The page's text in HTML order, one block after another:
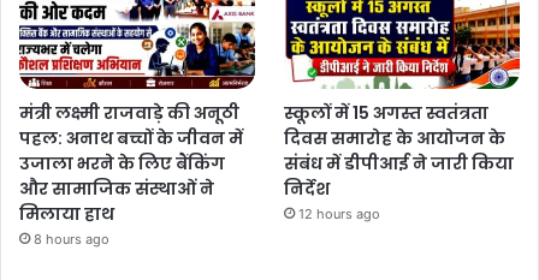
मंत्री लक्ष्मी राजवाड़े की अनूठी
पहल: अनाथ बच्चों के जीवन में
उजाला भरने के लिए बैंकिंग
और सामाजिक संस्थाओं ने
मिलाया हाथ
8 hours ago
स्कूलों में 15 अगस्त स्वतंत्रता
दिवस समारोह के आयोजन के
संबंध में डीपीआई ने जारी किया
निर्देश
12 hours ago